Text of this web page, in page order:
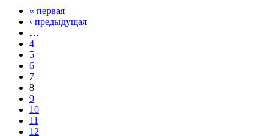
« первая
‹ предыдущая
…
4
5
6
7
8
9
10
11
12